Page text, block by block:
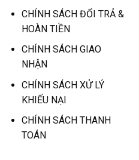
CHÍNH SÁCH ĐỔI TRẢ &
HOÀN TIỀN
CHÍNH SÁCH GIAO
NHẬN
CHÍNH SÁCH XỬ LÝ
KHIẾU NẠI
CHÍNH SÁCH THANH
TOÁN